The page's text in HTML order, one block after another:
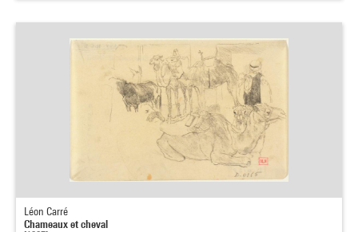
Léon Carré
Chameaux et cheval